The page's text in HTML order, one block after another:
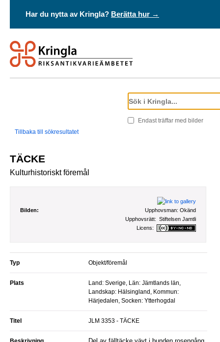
Har du nytta av Kringla? Berätta hur →
Endast träffar med bilder
Tillbaka till sökresultatet
TÄCKE
Kulturhistoriskt föremål
Bilden: Upphovsman: Okänd
Upphovsrätt: Stiftelsen Jamtli
Licens:
Typ Objekt/föremål
Plats
Land: Sverige, Län: Jämtlands län,
Landskap: Hälsingland, Kommun:
Härjedalen, Socken: Ytterhogdal
Titel JLM 3353 - TÄCKE